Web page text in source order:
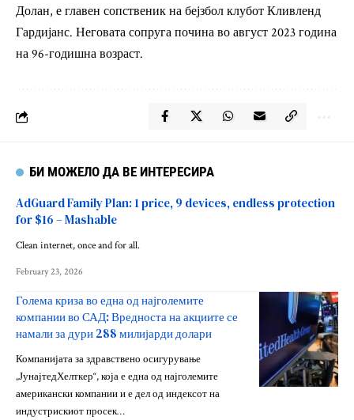
Долан, е главен сопственик на бејзбол клубот Кливленд
Гардијанс. Неговата сопруга почина во август 2023 година
на 96-годишна возраст.
БИ МОЖЕЛО ДА ВЕ ИНТЕРЕСИРА
AdGuard Family Plan: 1 price, 9 devices, endless protection
for $16 – Mashable
Clean internet, once and for all.
February 23, 2026
Голема криза во една од најголемите
компании во САД: Вредноста на акциите се
намали за дури 288 милијарди долари
Компанијата за здравствено осигурување
„ЈунајтедХелткер“, која е една од најголемите
американски компании и е дел од индексот на
индустрискиот просек…